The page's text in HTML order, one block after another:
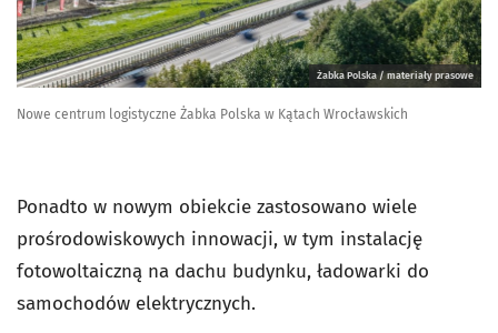
Żabka Polska / materiały prasowe
Nowe centrum logistyczne Żabka Polska w Kątach Wrocławskich
Ponadto w nowym obiekcie zastosowano wiele
prośrodowiskowych innowacji, w tym instalację
fotowoltaiczną na dachu budynku, ładowarki do
samochodów elektrycznych.